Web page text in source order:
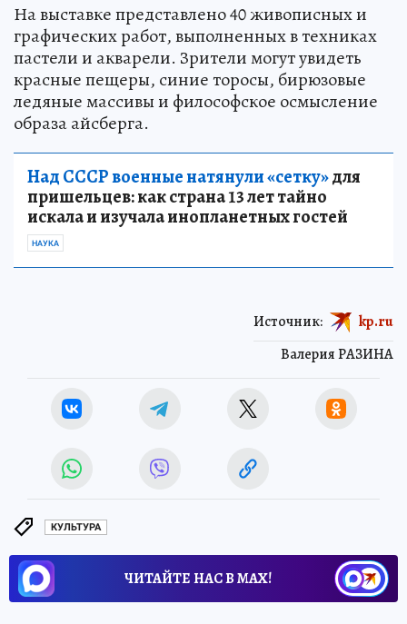
На выставке представлено 40 живописных и
графических работ, выполненных в техниках
пастели и акварели. Зрители могут увидеть
красные пещеры, синие торосы, бирюзовые
ледяные массивы и философское осмысление
образа айсберга.
Над СССР военные натянули «сетку»для
пришельцев: как страна 13 лет тайно
искала и изучала инопланетных гостей
НАУКА
Валерия РАЗИНА
Источник: kp.ru
КУЛЬТУРА
ЧИТАЙТЕ НАС В МАХ!